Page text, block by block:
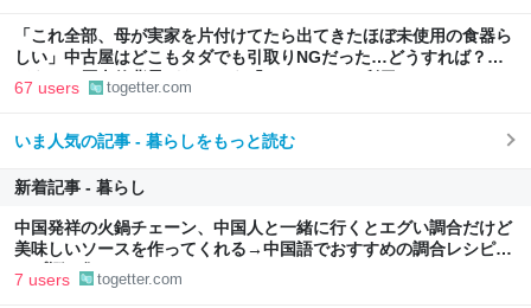
「これ全部、母が実家を片付けてたら出てきたほぼ未使用の食器ら
しい」中古屋はどこもタダでも引取りNGだった…どうすれば？→
どうやら歴史的背景がありそう「ジモティーを利用しては？」
67 users togetter.com
いま人気の記事 - 暮らしをもっと読む
新着記事 - 暮らし
中国発祥の火鍋チェーン、中国人と一緒に行くとエグい調合だけど
美味しいソースを作ってくれる→中国語でおすすめの調合レシピが
リプ欄に集まる
7 users togetter.com